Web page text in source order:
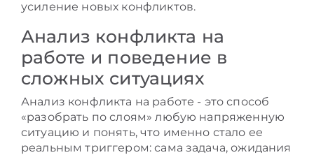
усиление новых конфликтов.
Анализ конфликта на
работе и поведение в
сложных ситуациях
Анализ конфликта на работе - это способ
«разобрать по слоям» любую напряженную
ситуацию и понять, что именно стало ее
реальным триггером: сама задача, ожидания